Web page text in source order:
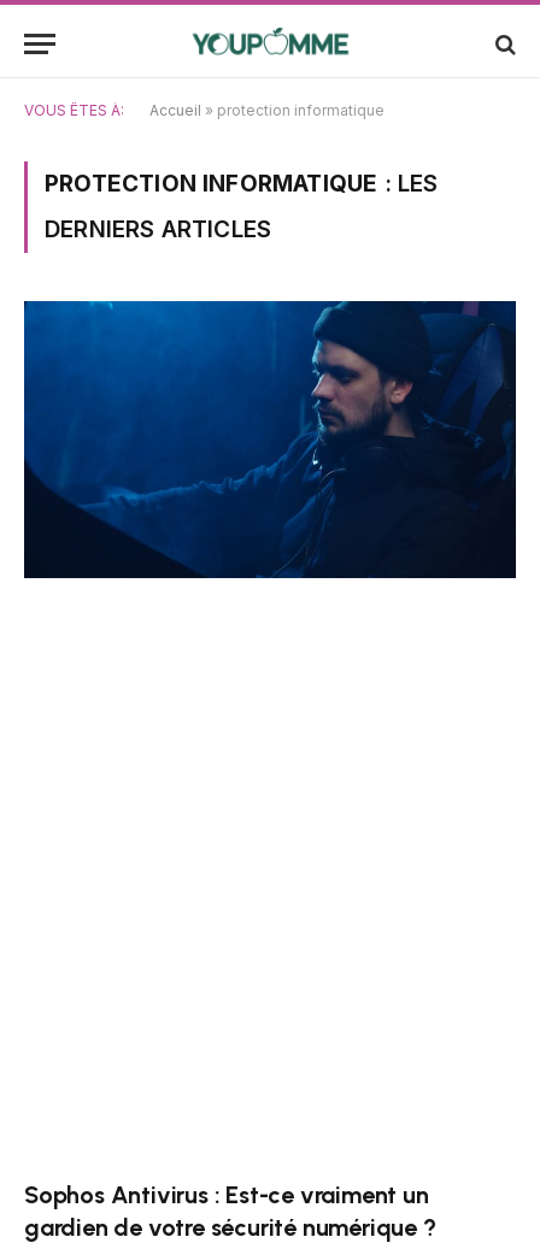
VOUS ÊTES À: Accueil » protection informatique
PROTECTION INFORMATIQUE : LES
DERNIERS ARTICLES
Sophos Antivirus : Est-ce vraiment un
gardien de votre sécurité numérique ?